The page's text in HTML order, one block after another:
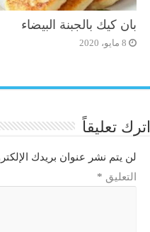
بان كيك بالجبنة البيضاء
8 مايو، 2020
اترك تعليقاً
لن يتم نشر عنوان بريدك
التعليق *